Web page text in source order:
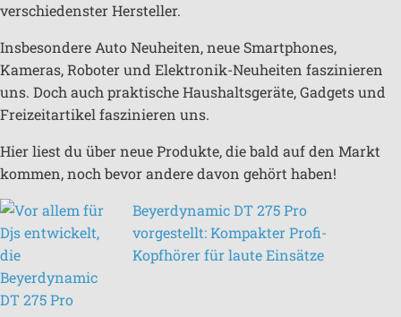
verschiedenster Hersteller.
Insbesondere Auto Neuheiten, neue Smartphones,
Kameras, Roboter und Elektronik-Neuheiten faszinieren
uns. Doch auch praktische Haushaltsgeräte, Gadgets und
Freizeitartikel faszinieren uns.
Hier liest du über neue Produkte, die bald auf den Markt
kommen, noch bevor andere davon gehört haben!
Beyerdynamic DT 275 Pro
vorgestellt: Kompakter Profi-
Kopfhörer für laute Einsätze